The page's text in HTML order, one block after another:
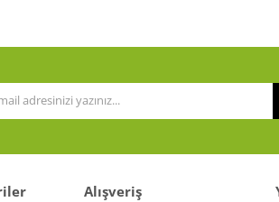
Gönder
Alışveriş